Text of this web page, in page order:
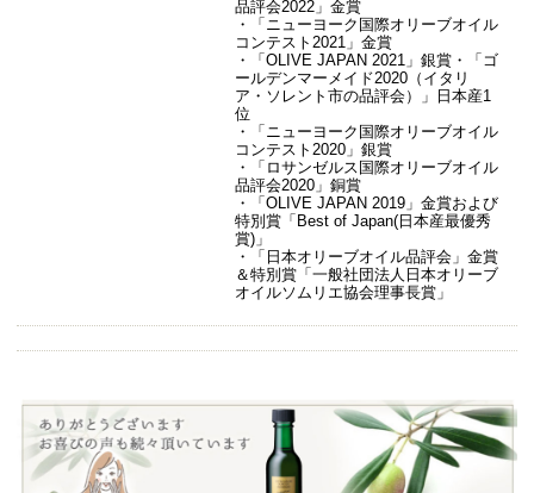
品評会2022」金賞
・「ニューヨーク国際オリーブオイル
コンテスト2021」金賞
・「OLIVE JAPAN 2021」銀賞・「ゴ
ールデンマーメイド2020（イタリ
ア・ソレント市の品評会）」日本産1
位
・「ニューヨーク国際オリーブオイル
コンテスト2020」銀賞
・「ロサンゼルス国際オリーブオイル
品評会2020」銅賞
・「OLIVE JAPAN 2019」金賞および
特別賞「Best of Japan(日本産最優秀
賞)」
・「日本オリーブオイル品評会」金賞
＆特別賞「一般社団法人日本オリーブ
オイルソムリエ協会理事長賞」